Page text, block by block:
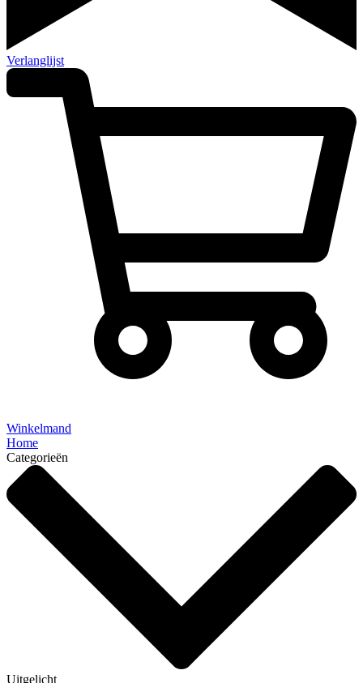
Verlanglijst
Winkelmand
Home
Categorieën
Uitgelicht